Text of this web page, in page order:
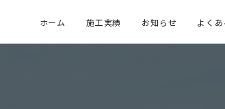
ホーム 施工実績 お知らせ よく